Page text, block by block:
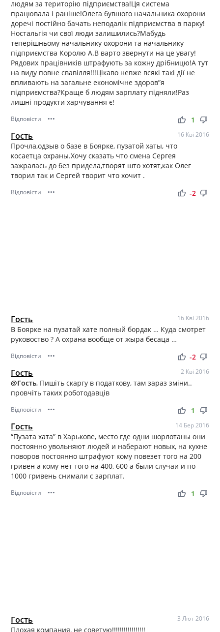
людям за територію підприємства!Ця система
працювала і раніше!Олега бувшого начальника охорони
доречі постійно бачать неподалік підприємства в парку!
Ностальгія чи свої люди залишились?Мабудь
теперішньому начальнику охорони та начальнику
підприємства Королю А.В варто звернути на це увагу!
Рядових працівників штрафують за кожну дрібницю!А тут
на виду повне свавілля!!!Цікаво невже всякі такі дії не
впливають на загальне економічне здоров”я
підприємства?Краще б людям зарплату підняли!Раз
лишні продукти харчування є!
Відповісти ••• thumb_up thumb_down
1
Гость 16 Кві 2016
Прочла,одзыв о базе в Боярке, пузатой хаты, что
косаетца охраны.Хочу сказать что смена Сергея
зажралась до без придела,творят што хотят,как Олег
творил так и Сергей творит что хочит .
Відповісти ••• thumb_up thumb_down
-2
Гость 16 Кві 2016
В Боярке на пузатай хате полный бордак … Куда смотрет
руковоство ? А охрана вообще от жыра бесаца …
Відповісти ••• thumb_up thumb_down
-2
Гость 2 Кві 2016
@Гость, Пишіть скаргу в податкову, там зараз зміни..
провчіть таких роботодавців
Відповісти ••• thumb_up thumb_down
1
Гость 14 Бер 2016
“Пузата хата” в Харькове, место где одни шорлотаны они
постоянно увольняют людей и наберают новых, на кухне
поворов постоянно штрафуют кому повезет того на 200
гривен а кому нет того на 400, 600 а были случаи и по
1000 гривень снимали с зарплат.
Відповісти ••• thumb_up thumb_down
1
Гость 3 Лют 2016
Плохая компания, не советую!!!!!!!!!!!!!!!!!